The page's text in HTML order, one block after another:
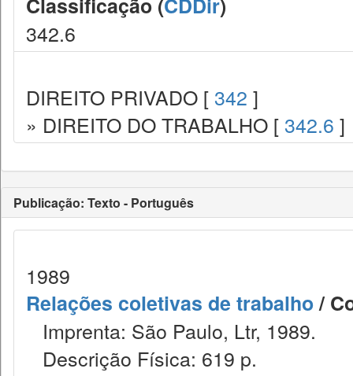
342.6
DIREITO PRIVADO [ 342 ]
» DIREITO DO TRABALHO [ 342.6 ]
Publicação: Texto - Português
1989
Relações coletivas de trabalho/
Imprenta: São Paulo, Ltr, 1989.
Descrição Física: 619 p.